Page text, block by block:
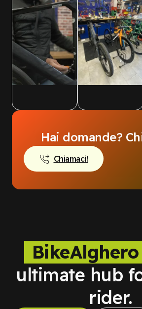
Hai domande?
Chiamaci!
BikeAlghero
ultimate hub
rider.